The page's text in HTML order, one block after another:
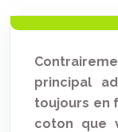
principal
toujours en
coton que